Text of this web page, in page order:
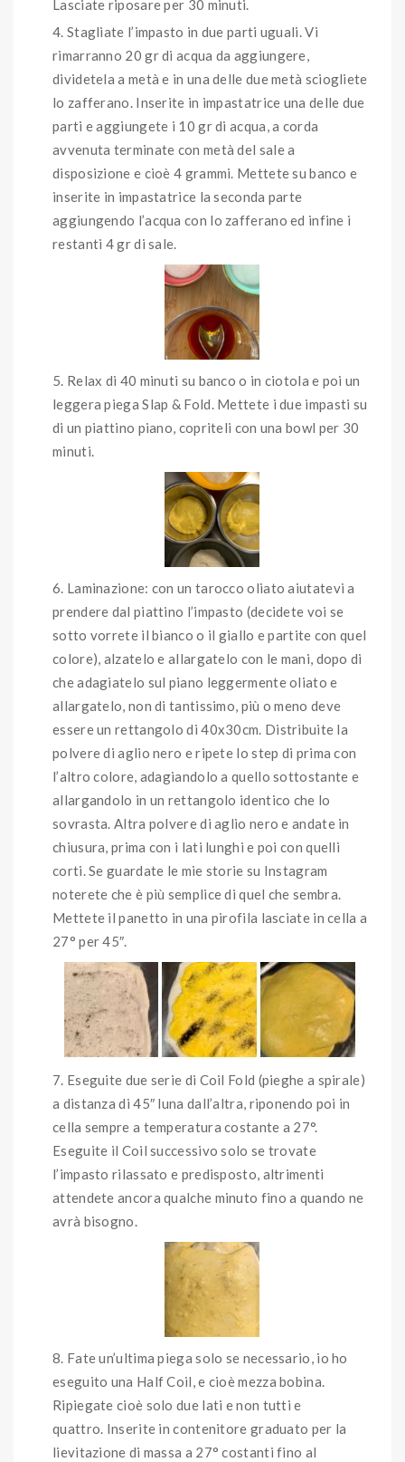
Lasciate riposare per 30 minuti.
Stagliate l’impasto in due parti uguali. Vi
rimarranno 20 gr di acqua da aggiungere,
dividetela a metà e in una delle due metà sciogliete
lo zafferano. Inserite in impastatrice una delle due
parti e aggiungete i 10 gr di acqua, a corda
avvenuta terminate con metà del sale a
disposizione e cioè 4 grammi. Mettete su banco e
inserite in impastatrice la seconda parte
aggiungendo l’acqua con lo zafferano ed infine i
restanti 4 gr di sale.
Relax di 40 minuti su banco o in ciotola e poi un
leggera piega Slap & Fold. Mettete i due impasti su
di un piattino piano, copriteli con una bowl per 30
minuti.
Laminazione: con un tarocco oliato aiutatevi a
prendere dal piattino l’impasto (decidete voi se
sotto vorrete il bianco o il giallo e partite con quel
colore), alzatelo e allargatelo con le mani, dopo di
che adagiatelo sul piano leggermente oliato e
allargatelo, non di tantissimo, più o meno deve
essere un rettangolo di 40x30cm. Distribuite la
polvere di aglio nero e ripete lo step di prima con
l’altro colore, adagiandolo a quello sottostante e
allargandolo in un rettangolo identico che lo
sovrasta. Altra polvere di aglio nero e andate in
chiusura, prima con i lati lunghi e poi con quelli
corti. Se guardate le mie storie su Instagram
noterete che è più semplice di quel che sembra.
Mettete il panetto in una pirofila lasciate in cella a
27° per 45″.
Eseguite due serie di Coil Fold (pieghe a spirale)
a distanza di 45″ luna dall’altra, riponendo poi in
cella sempre a temperatura costante a 27°.
Eseguite il Coil successivo solo se trovate
l’impasto rilassato e predisposto, altrimenti
attendete ancora qualche minuto fino a quando ne
avrà bisogno.
Fate un’ultima piega solo se necessario, io ho
eseguito una Half Coil, e cioè mezza bobina.
Ripiegate cioè solo due lati e non tutti e
quattro. Inserite in contenitore graduato per la
lievitazione di massa a 27° costanti fino al